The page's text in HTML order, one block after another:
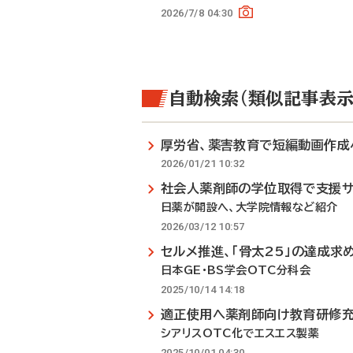
2026/7/8 04:30
自動検索（類似記事表示
厚労省、薬害教育で短編動画作成
2026/01/21 10:32
社会人薬剤師の学位取得で支援サ
日薬が開設へ、大学院情報など紹介
2026/03/12 10:57
セルメ推進、「骨太25」の達成求
日本GE・BS学会OTC分科会
2025/10/14 14:18
適正使用へ薬剤師向け教育研修
シアリスOTC化でエスエス製薬